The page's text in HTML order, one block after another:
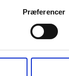
Præferencer